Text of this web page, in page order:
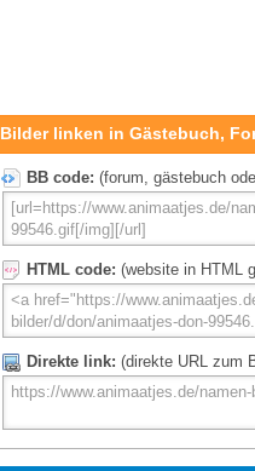
Bilder linken in Gästebuch,
BB code: (forum, gästebuch
HTML code: (website in HTML
Direkte link: (direkte URL zum